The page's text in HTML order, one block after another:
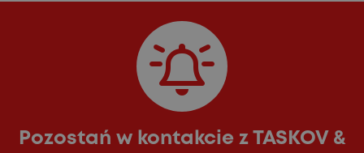
Pozostań w kontakcie z TASKOV &